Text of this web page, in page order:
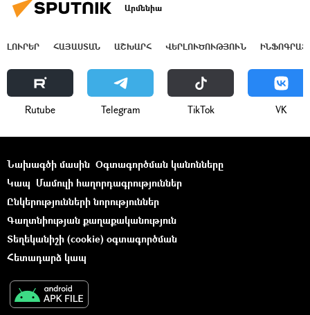
Արմենիա
ԼՈՒՐԵՐ ՀԱՅԱՍՏԱՆ ԱՇԽԱՐՀ ՎԵՐԼՈՒԾՈՒԹՅՈՒՆ
Rutube Telegram ТikТоk VK
Նախագծի մասին Օգտագործման կանոնները
Կապ Մամուլի հաղորդագրություններ
Ընկերությունների նորություններ
Գաղտնիության քաղաքականություն
Տեղեկանիշի (cookie) օգտագործման
Հետադարձ կապ